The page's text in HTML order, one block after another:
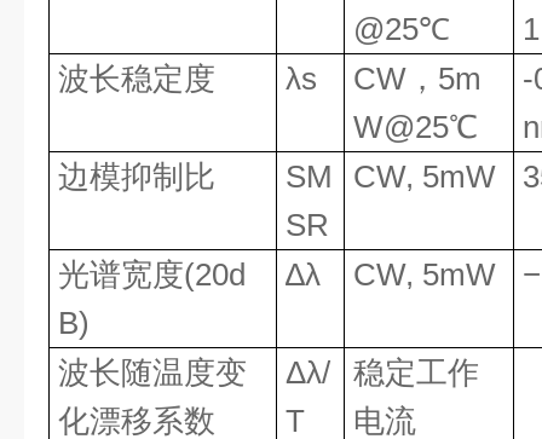
@25℃
1
波长稳定度
λs CW ， 5m
W@25℃
-
边模抑制比
SM
SR
CW, 5mW
光谱宽度(20d
B)
∆λ CW, 5mW −
波长随温度变
化漂移系数
Δλ/
T
稳定工作
电流